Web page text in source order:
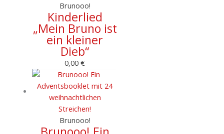
Brunooo!
Kinderlied
„Mein Bruno ist
ein kleiner
Dieb“
0,00€
Brunooo!